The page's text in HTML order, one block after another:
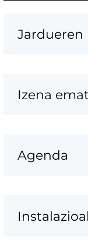
Jardueren
Izena
Agenda